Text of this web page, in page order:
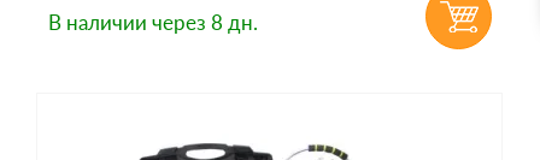
В наличии через 8 дн.